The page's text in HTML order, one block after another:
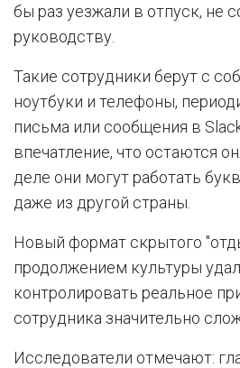
бы раз уезжали в отпуск, не
руководству.
Такие сотрудники берут с
ноутбуки и телефоны,
письма или сообщения в
впечатление, что остаются
деле они могут работать
даже из другой страны.
Новый формат скрытого
продолжением культуры
контролировать реальное
сотрудника значительно
Исследователи отмечают: